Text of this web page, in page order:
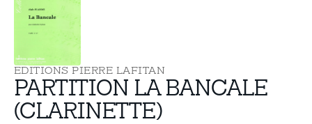
EDITIONS PIERRE LAFITAN
PARTITION LA BANCALE
(CLARINETTE)